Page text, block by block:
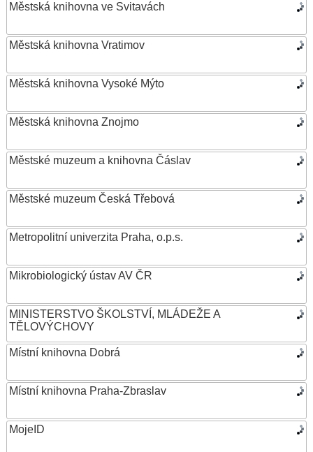
Městská knihovna ve Svitavách
Městská knihovna Vratimov
Městská knihovna Vysoké Mýto
Městská knihovna Znojmo
Městské muzeum a knihovna Čáslav
Městské muzeum Česká Třebová
Metropolitní univerzita Praha, o.p.s.
Mikrobiologický ústav AV ČR
MINISTERSTVO ŠKOLSTVÍ, MLÁDEŽE A
TĚLOVÝCHOVY
Místní knihovna Dobrá
Místní knihovna Praha-Zbraslav
MojeID